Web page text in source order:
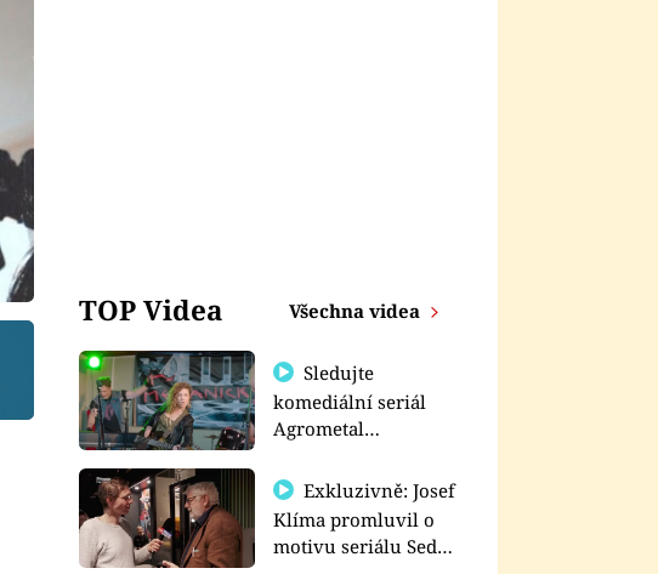
TOP Videa Všechna videa
Sledujte
komediální seriál
Agrometal
prima+
Exkluzivně: Josef
Klíma promluvil o
motivu seriálu Sedm